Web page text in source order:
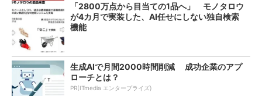
「2800万点から目当ての1品へ」 モノタロウ
が4カ月で実装した、AI任せにしない独自検索
機能
生成AIで月間2000時間削減 成功企業のアプ
ローチとは？
PR(ITmedia エンタープライズ)